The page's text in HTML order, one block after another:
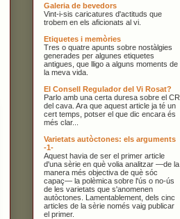
Galeria de bevedors
Vint-i-sis caricatures d'actituds que
trobem en els aficionats al vi.
Etiquetes i memòries
Tres o quatre apunts sobre nostàlgies
generades per algunes etiquetes
antigues, que lligo a alguns moments de
la meva vida.
El Consell Regulador del Vi Rosat?
Parlo amb una certa duresa sobre el CR
del cava. Ara que aquest article ja té un
cert temps, potser el que dic encara és
més clar...
Varietats autòctones: els arguments
-1-
Aquest havia de ser el primer article
d'una sèrie en què volia analitzar —de la
manera més objectiva de què sóc
capaç— la polèmica sobre l'ús o no-ús
de les varietats que s'anomenen
autòctones. Lamentablement, dels cinc
articles de la sèrie només vaig publicar
el primer.